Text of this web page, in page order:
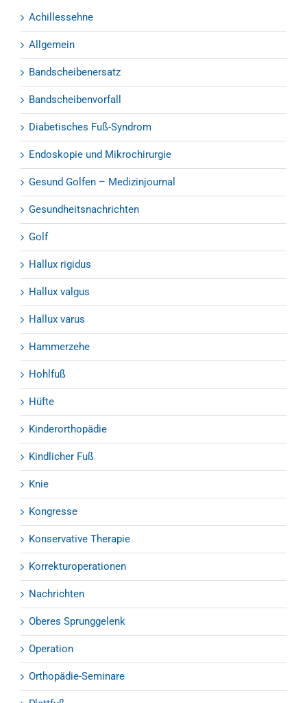
Achillessehne
Allgemein
Bandscheibenersatz
Bandscheibenvorfall
Diabetisches Fuß-Syndrom
Endoskopie und Mikrochirurgie
Gesund Golfen – Medizinjournal
Gesundheitsnachrichten
Golf
Hallux rigidus
Hallux valgus
Hallux varus
Hammerzehe
Hohlfuß
Hüfte
Kinderorthopädie
Kindlicher Fuß
Knie
Kongresse
Konservative Therapie
Korrekturoperationen
Nachrichten
Oberes Sprunggelenk
Operation
Orthopädie-Seminare